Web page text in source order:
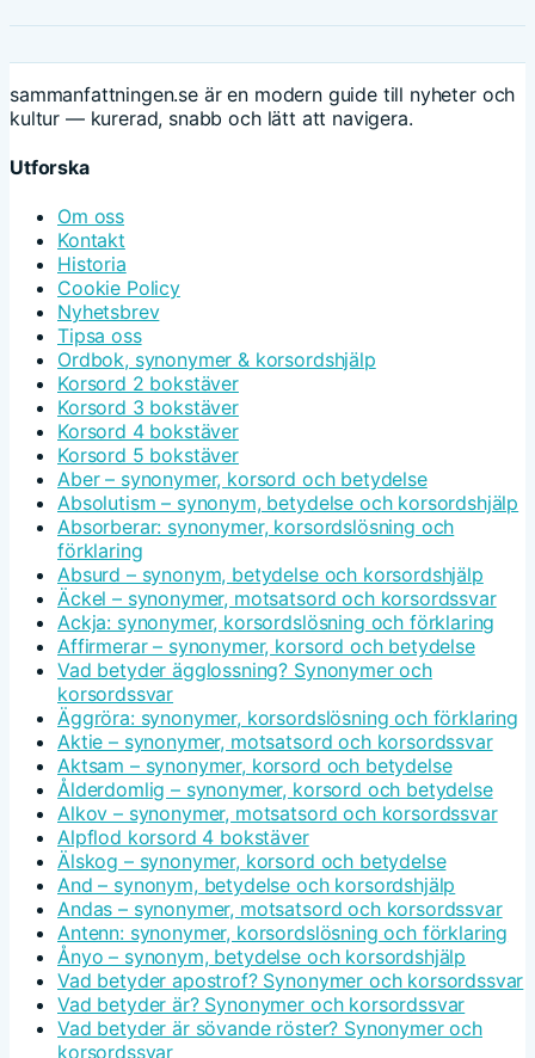
sammanfattningen.se är en modern guide till nyheter och
kultur — kurerad, snabb och lätt att navigera.
Utforska
Om oss
Kontakt
Historia
Cookie Policy
Nyhetsbrev
Tipsa oss
Ordbok, synonymer & korsordshjälp
Korsord 2 bokstäver
Korsord 3 bokstäver
Korsord 4 bokstäver
Korsord 5 bokstäver
Aber – synonymer, korsord och betydelse
Absolutism – synonym, betydelse och korsordshjälp
Absorberar: synonymer, korsordslösning och
förklaring
Absurd – synonym, betydelse och korsordshjälp
Äckel – synonymer, motsatsord och korsordssvar
Ackja: synonymer, korsordslösning och förklaring
Affirmerar – synonymer, korsord och betydelse
Vad betyder ägglossning? Synonymer och
korsordssvar
Äggröra: synonymer, korsordslösning och förklaring
Aktie – synonymer, motsatsord och korsordssvar
Aktsam – synonymer, korsord och betydelse
Ålderdomlig – synonymer, korsord och betydelse
Alkov – synonymer, motsatsord och korsordssvar
Alpflod korsord 4 bokstäver
Älskog – synonymer, korsord och betydelse
And – synonym, betydelse och korsordshjälp
Andas – synonymer, motsatsord och korsordssvar
Antenn: synonymer, korsordslösning och förklaring
Ånyo – synonym, betydelse och korsordshjälp
Vad betyder apostrof? Synonymer och korsordssvar
Vad betyder är? Synonymer och korsordssvar
Vad betyder är sövande röster? Synonymer och
korsordssvar